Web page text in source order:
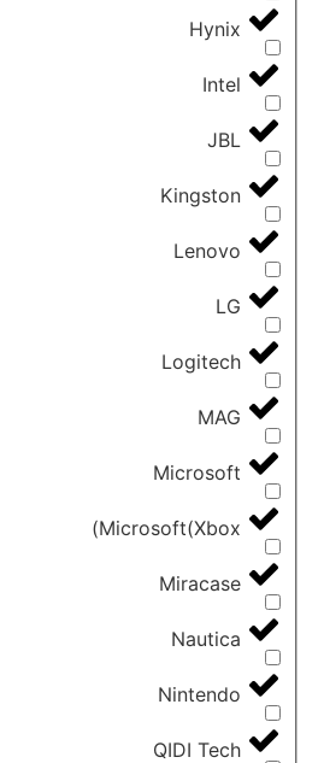
Hynix
Intel
JBL
Kingston
Lenovo
LG
Logitech
MAG
Microsoft
Microsoft(Xbox)
Miracase
Nautica
Nintendo
QIDI Tech